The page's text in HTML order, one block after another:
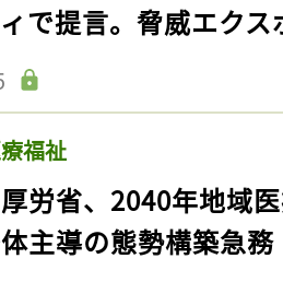
で提言。脅威エク
福祉
厚労省、2040年地域
主導の態勢構築急務